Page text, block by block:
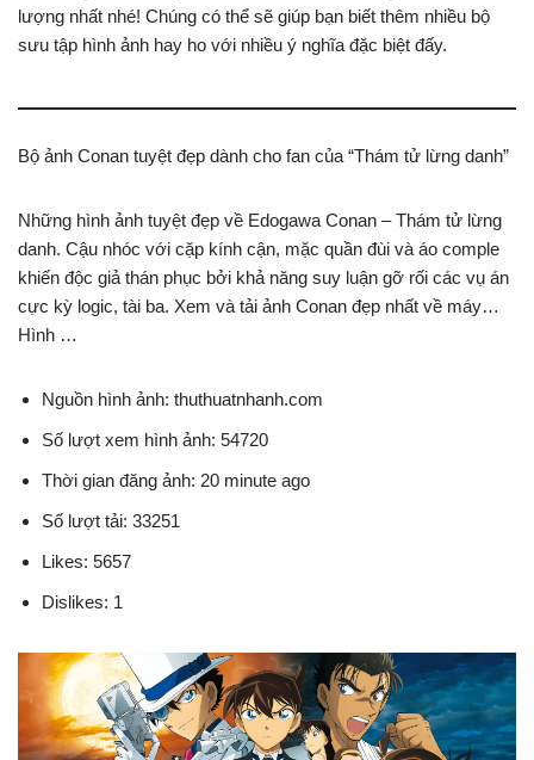
lượng nhất nhé! Chúng có thể sẽ giúp bạn biết thêm nhiều bộ
sưu tập hình ảnh hay ho với nhiều ý nghĩa đặc biệt đấy.
Bộ ảnh Conan tuyệt đẹp dành cho fan của “Thám tử lừng danh”
Những hình ảnh tuyệt đẹp về Edogawa Conan – Thám tử lừng
danh. Cậu nhóc với cặp kính cận, mặc quần đùi và áo comple
khiến độc giả thán phục bởi khả năng suy luận gỡ rối các vụ án
cực kỳ logic, tài ba. Xem và tải ảnh Conan đẹp nhất về máy…
Hình …
Nguồn hình ảnh: thuthuatnhanh.com
Số lượt xem hình ảnh: 54720
Thời gian đăng ảnh: 20 minute ago
Số lượt tải: 33251
Likes: 5657
Dislikes: 1